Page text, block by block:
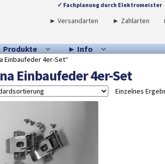
✓ Fachplanung durch Elektromeister
► Versandarten ► Zahlarten
► Info
Einbaufeder 4er-Set“
Einbaufeder 4er-Set
Einzelnes